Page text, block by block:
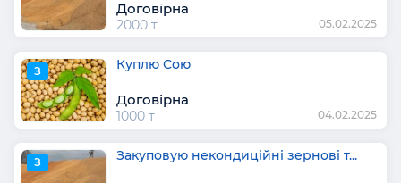
Договірна
2000 т 05.02.2025
З Куплю Сою
Договірна
1000 т 04.02.2025
З Закуповую некондиційні зернові т...